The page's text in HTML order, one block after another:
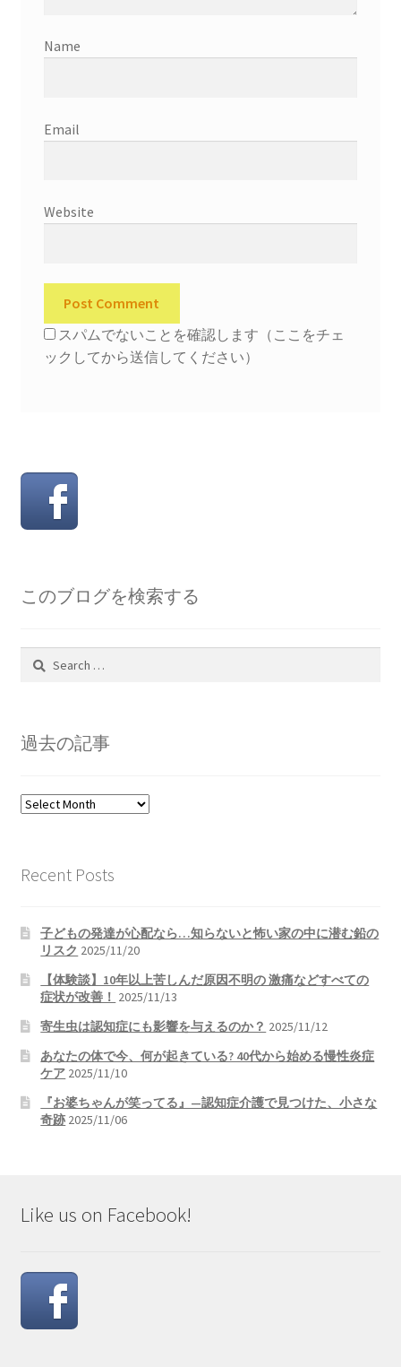
Name
Email
Website
スパムでないことを確認します（ここをチェ
ックしてから送信してください）
このブログを検索する
Search
過去の記事
過
事
Recent Posts
子どもの発達が心配なら…知らないと怖い家の中に潜む鉛の
リスク 2025/11/20
【体験談】10年以上苦しんだ原因不明の 激痛などすべての
症状が改善！ 2025/11/13
寄生虫は認知症にも影響を与えるのか？ 2025/11/12
あなたの体で今、何が起きている? 40代から始める慢性炎症
ケア 2025/11/10
『お婆ちゃんが笑ってる』—認知症介護で見つけた、小さな
奇跡 2025/11/06
Like us on Facebook!